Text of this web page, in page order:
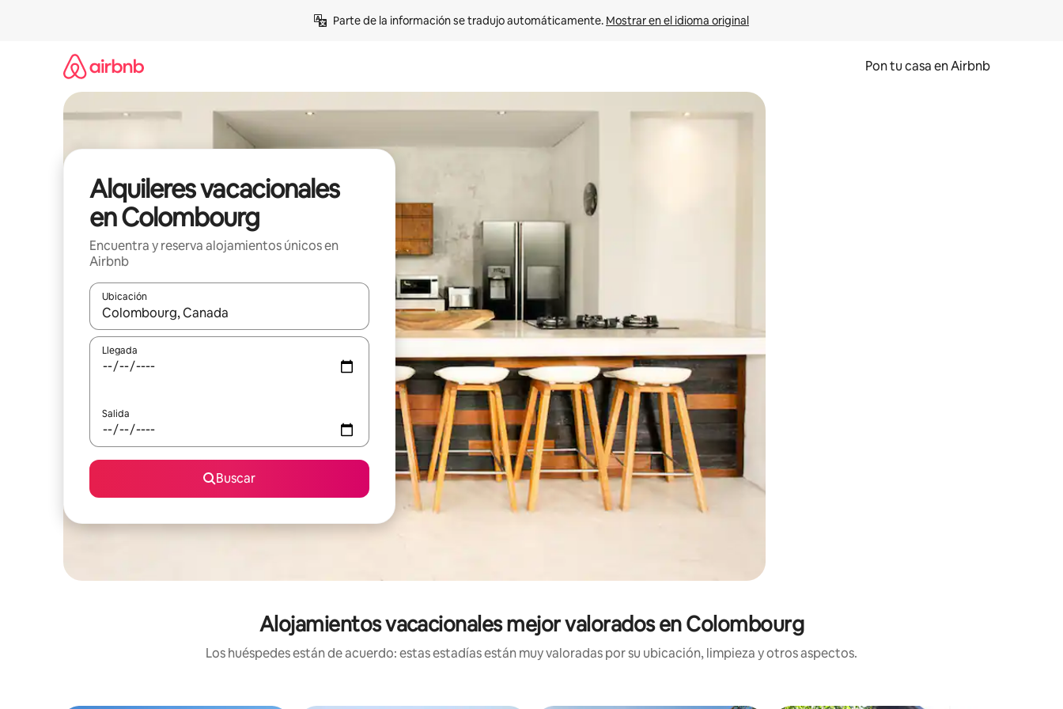
Parte de la información se tradujo automáticamente. Mostrar en el idioma original
Pon tu casa en Airbnb
Alquileres vacacionales
en Colombourg
Encuentra y reserva alojamientos únicos en
Airbnb
Ubicación
Cuando los resultados estén disponibles, navega con las teclas de flecha hacia arriba y hacia abajo o explora con el tacto o desliza el dedo.
Llegada
Salida
Buscar
Alojamientos vacacionales mejor valorados en Colombourg
Los huéspedes están de acuerdo: estas estadías están muy valoradas por su ubicación, limpieza y otros aspectos.